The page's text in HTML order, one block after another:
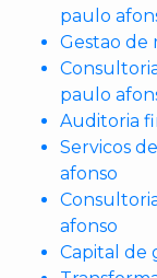
paulo
Gestao de
paulo
Auditoria
Servicos
afonso
afonso
Capital de